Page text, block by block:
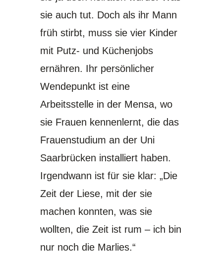
sie auch tut. Doch als ihr Mann
früh stirbt, muss sie vier Kinder
mit Putz- und Küchenjobs
ernähren. Ihr persönlicher
Wendepunkt ist eine
Arbeitsstelle in der Mensa, wo
sie Frauen kennenlernt, die das
Frauenstudium an der Uni
Saarbrücken installiert haben.
Irgendwann ist für sie klar: „Die
Zeit der Liese, mit der sie
machen konnten, was sie
wollten, die Zeit ist rum – ich bin
nur noch die Marlies.“